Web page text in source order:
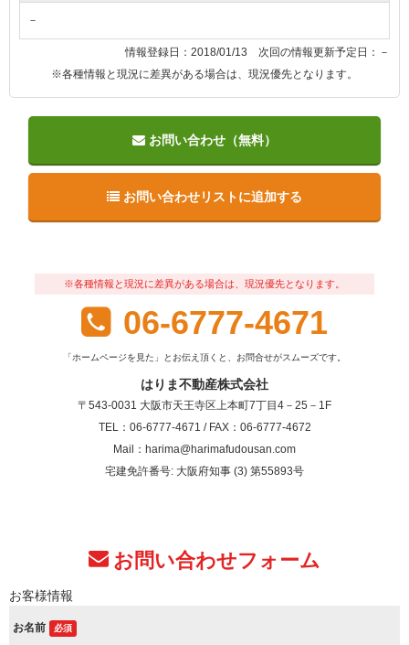
－
情報登録日：2018/01/13 次回の情報更新予定日：－
※各種情報と現況に差異がある場合は、現況優先となります。
お問い合わせ（無料）
お問い合わせリストに追加する
※各種情報と現況に差異がある場合は、現況優先となります。
06-6777-4671
「ホームページを見た」とお伝え頂くと、お問合せがスムーズです。
はりま不動産株式会社
〒543-0031 大阪市天王寺区上本町7丁目4－25－1F
TEL：06-6777-4671 / FAX：06-6777-4672
Mail：harima@harimafudousan.com
宅建免許番号: 大阪府知事 (3) 第55893号
お問い合わせフォーム
お客様情報
お名前 必須